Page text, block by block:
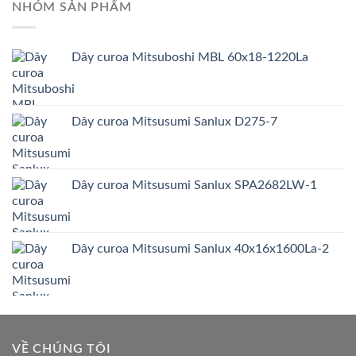
NHÓM SẢN PHẨM
Dây curoa Mitsuboshi MBL 60x18-1220La
Dây curoa Mitsusumi Sanlux D275-7
Dây curoa Mitsusumi Sanlux SPA2682LW-1
Dây curoa Mitsusumi Sanlux 40x16x1600La-2
VỀ CHÚNG TÔI